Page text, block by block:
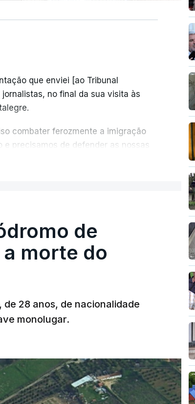
que enviei [ao Tribunal
no final da sua visita às
combater ferozmente a imigração
precisamos de defender as nossas
de
morte do
28 anos, de nacionalidade
monolugar.